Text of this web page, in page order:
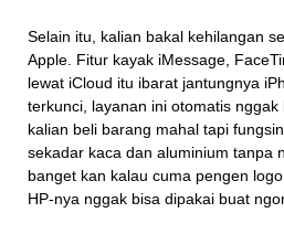
Selain itu, kalian bakal kehilangan
Apple. Fitur kayak iMessage,
lewat iCloud itu ibarat jantungnya
terkunci, layanan ini otomatis nggak
kalian beli barang mahal tapi
sekadar kaca dan aluminium tanpa
banget kan kalau cuma pengen
HP-nya nggak bisa dipakai buat